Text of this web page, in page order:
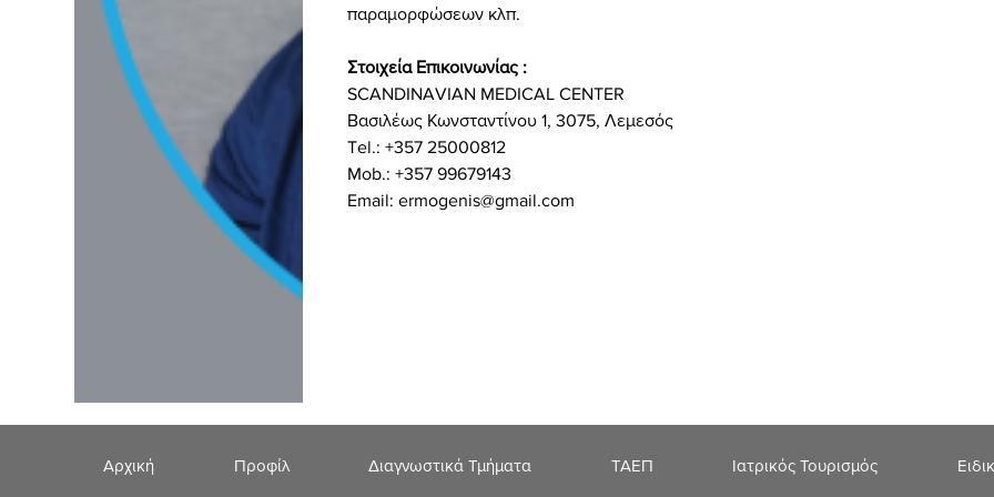
παραμορφώσεων κλπ.
Στοιχεία Επικοινωνίας :
SCANDINAVIAN MEDICAL CENTER
Βασιλέως Κωνσταντίνου 1, 3075, Λεμεσός
Tel.: +357 25000812
Mob.: +357 99679143
Email: ermogenis@gmail.com
Αρχική Προφίλ Διαγνωστικά Τμήματα ΤΑΕΠ Ιατρικός Τουρισμός